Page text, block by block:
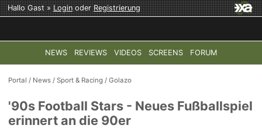
Hallo Gast »LoginoderRegistrierung
NEWS REVIEWS VIDEOS SCREENS FORUM
TOP-THEMEN: COD: MODERN WARFARE 4 HALO:
Portal / News /Sport & Racing /Golazo
'90s Football Stars - Neues Fußballspiel
erinnert an die 90er